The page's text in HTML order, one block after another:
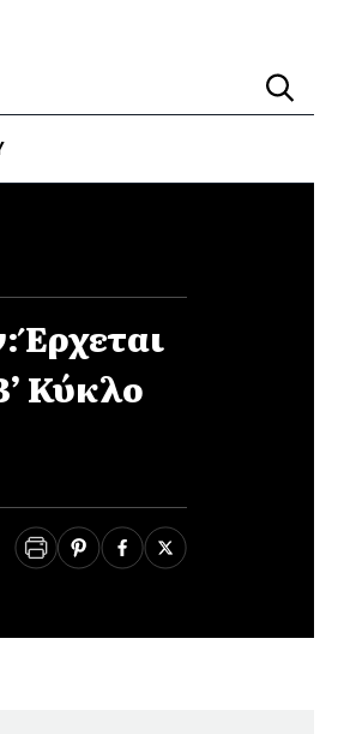
Έρχεται
Κύκλο